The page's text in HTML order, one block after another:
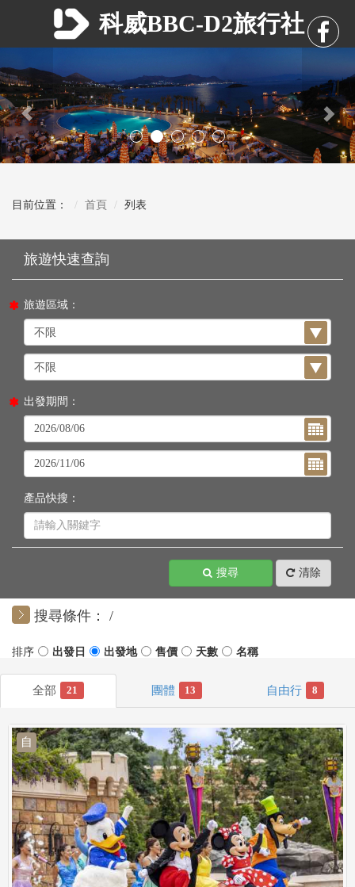
科威BBC-D2旅行社
目前位置： 首頁 列表
旅遊區域：
出發期間：
產品快搜：
搜尋 清除
搜尋條件：
21 13 8
自